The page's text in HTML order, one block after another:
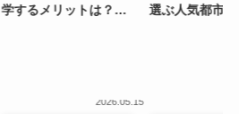
学するメリットは？費
選ぶ人気都市
2026.05.15